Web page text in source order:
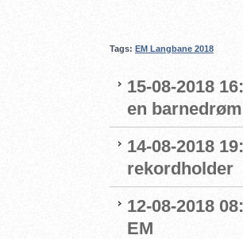
Tags: EM Langbane 2018
15-08-2018
en barnedrøm
14-08-2018
rekordholder
12-08-2018
EM